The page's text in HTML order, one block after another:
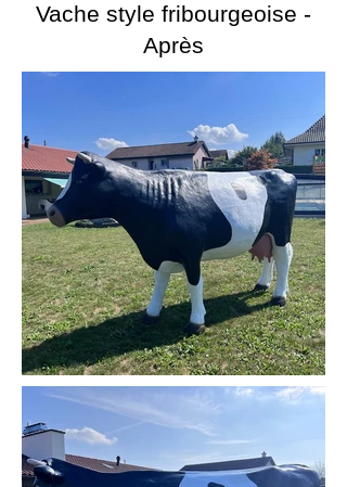
Vache style fribourgeoise -
Après